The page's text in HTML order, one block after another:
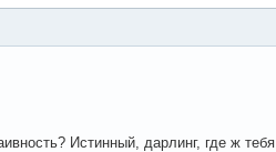
Истинный, дарлинг, где ж тебя